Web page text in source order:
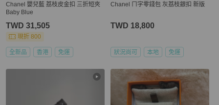
Chanel 嬰兒藍 荔枝皮金扣 三折短夾
Baby Blue
TWD 31,505
現折 800
全新品 香港 免運
Chanel ㄇ字零錢包 灰荔枝銀扣 新版
TWD 18,800
狀況尚可 本地 免運